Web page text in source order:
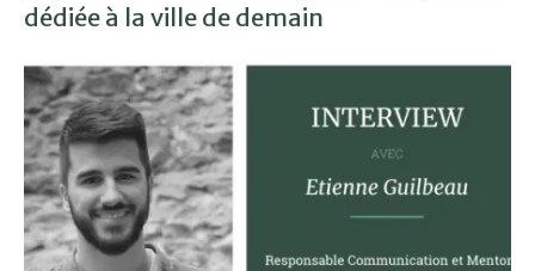
dédiée à la ville de demain